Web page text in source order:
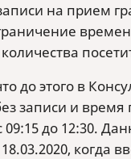
на прием
до этого в
записи и
до 12:30.
когда